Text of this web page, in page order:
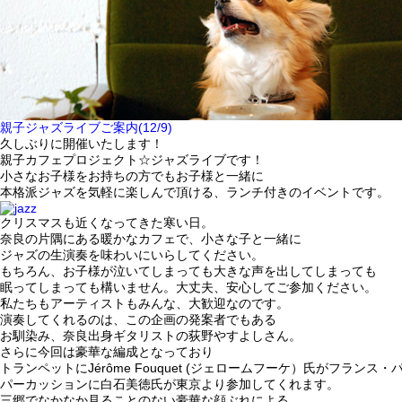
親子ジャズライブご案内(12/9)
久しぶりに開催いたします！
親子カフェプロジェクト☆ジャズライブです！
小さなお子様をお持ちの方でもお子様と一緒に
本格派ジャズを気軽に楽しんで頂ける、ランチ付きのイベントです。
クリスマスも近くなってきた寒い日。
奈良の片隅にある暖かなカフェで、小さな子と一緒に
ジャズの生演奏を味わいにいらしてください。
もちろん、お子様が泣いてしまっても大きな声を出してしまっても
眠ってしまっても構いません。大丈夫、安心してご参加ください。
私たちもアーティストもみんな、大歓迎なのです。
演奏してくれるのは、この企画の発案者でもある
お馴染み、奈良出身ギタリストの荻野やすよしさん。
さらに今回は豪華な編成となっており
トランペットにJérôme Fouquet (ジェロームフーケ）氏がフランス・
パーカッションに白石美徳氏が東京より参加してくれます。